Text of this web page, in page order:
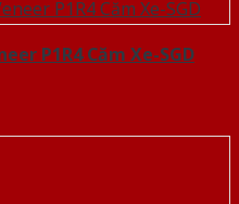
P1R4 Căm Xe-SGD